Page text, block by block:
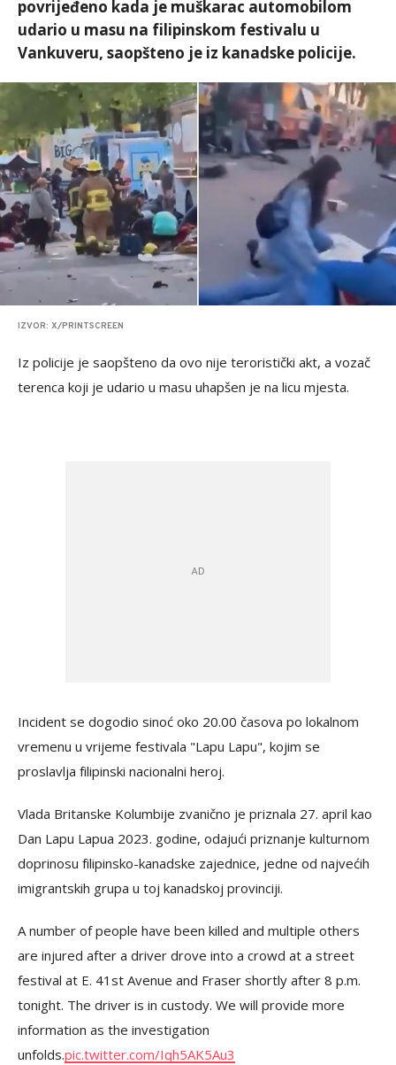
povrijeđeno kada je muškarac automobilom
udario u masu na filipinskom festivalu u
Vankuveru, saopšteno je iz kanadske policije.
IZVOR: X/PRINTSCREEN
Iz policije je saopšteno da ovo nije teroristički akt, a vozač
terenca koji je udario u masu uhapšen je na licu mjesta.
Incident se dogodio sinoć oko 20.00 časova po lokalnom
vremenu u vrijeme festivala "Lapu Lapu", kojim se
proslavlja filipinski nacionalni heroj.
Vlada Britanske Kolumbije zvanično je priznala 27. april kao
Dan Lapu Lapua 2023. godine, odajući priznanje kulturnom
doprinosu filipinsko-kanadske zajednice, jedne od najvećih
imigrantskih grupa u toj kanadskoj provinciji.
A number of people have been killed and multiple others
are injured after a driver drove into a crowd at a street
festival at E. 41st Avenue and Fraser shortly after 8 p.m.
tonight. The driver is in custody. We will provide more
information as the investigation
unfolds.pic.twitter.com/Iqh5AK5Au3